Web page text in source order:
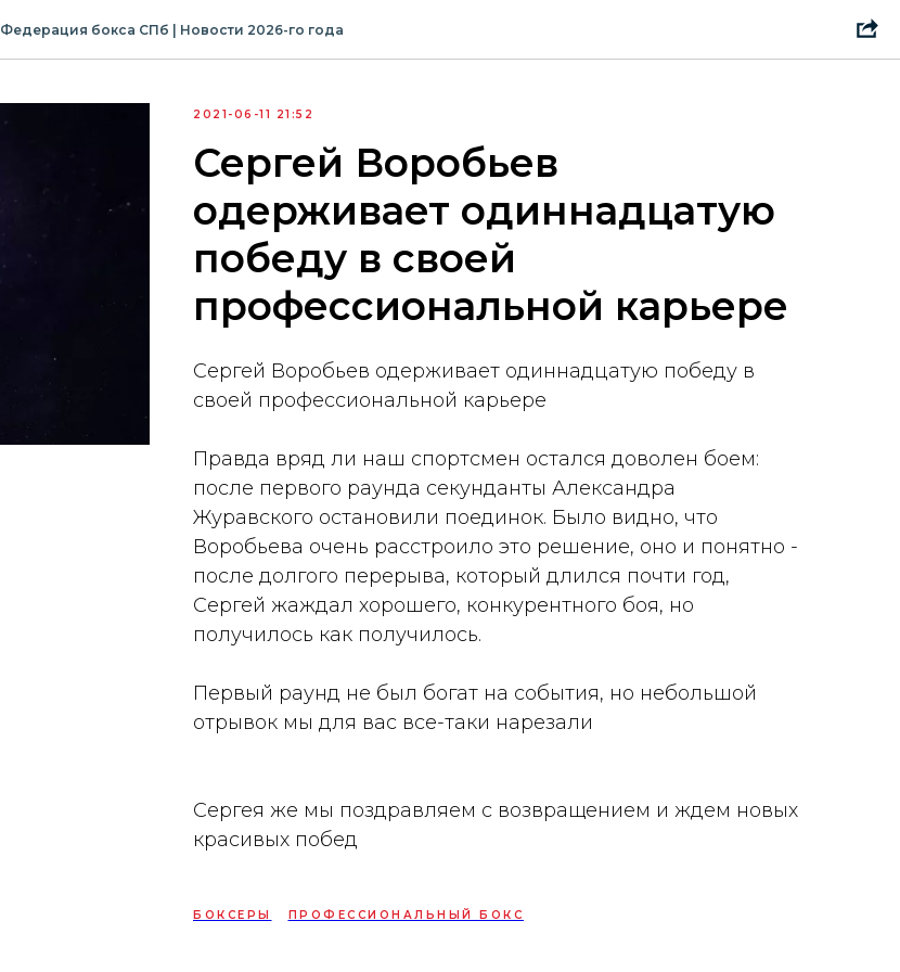
Федерация бокса СПб | Новости 2026-го года
2021-06-11 21:52
Сергей Воробьев
одерживает одиннадцатую
победу в своей
профессиональной карьере
Сергей Воробьев одерживает одиннадцатую победу в
своей профессиональной карьере
Правда вряд ли наш спортсмен остался доволен боем:
после первого раунда секунданты Александра
Журавского остановили поединок. Было видно, что
Воробьева очень расстроило это решение, оно и понятно -
после долгого перерыва, который длился почти год,
Сергей жаждал хорошего, конкурентного боя, но
получилось как получилось.
Первый раунд не был богат на события, но небольшой
отрывок мы для вас все-таки нарезали
Сергея же мы поздравляем с возвращением и ждем новых
красивых побед
БОКСЕРЫ ПРОФЕССИОНАЛЬНЫЙ БОКС